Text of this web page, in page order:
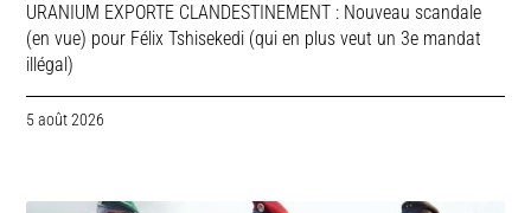
URANIUM EXPORTE CLANDESTINEMENT : Nouveau scandale
(en vue) pour Félix Tshisekedi (qui en plus veut un 3e mandat
illégal)
5 août 2026